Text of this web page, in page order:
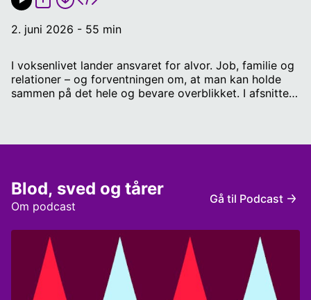
2. juni 2026 - 55 min
I voksenlivet lander ansvaret for alvor. Job, familie og
relationer – og forventningen om, at man kan holde
sammen på det hele og bevare overblikket. I afsnittet
der får Jeanett til at give slip og lægge sig, selvom
Pernille Steen Pedersen, undersøger de stress, skam
og de forventninger, der følger med arbejdslivet – og
også formes i de fællesskaber og strukturer, vi er en
del af. Vært: Jeanett Albeck. Tilrettelæggelse: Aske
Kloth-Jørgensen Producer: Kathrine Wismann Musik:
Jeanett Albeck og Steffen Breum. Redaktør: Christian
Stemann.
Om podcast
Blod, sved og tårer Gå til Podcast